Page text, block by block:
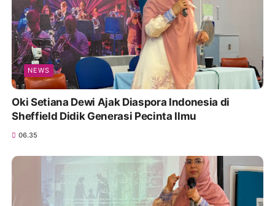
NEWS
Oki Setiana Dewi Ajak Diaspora Indonesia di
Sheffield Didik Generasi Pecinta Ilmu
06.35